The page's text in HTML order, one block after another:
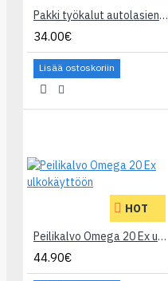
Pakki työkalut autolasien tummentamiseksi
34.00€
Lisää ostoskoriin
HOT
Peilikalvo Omega 20 Ex ulkokäyttöön
44.90€